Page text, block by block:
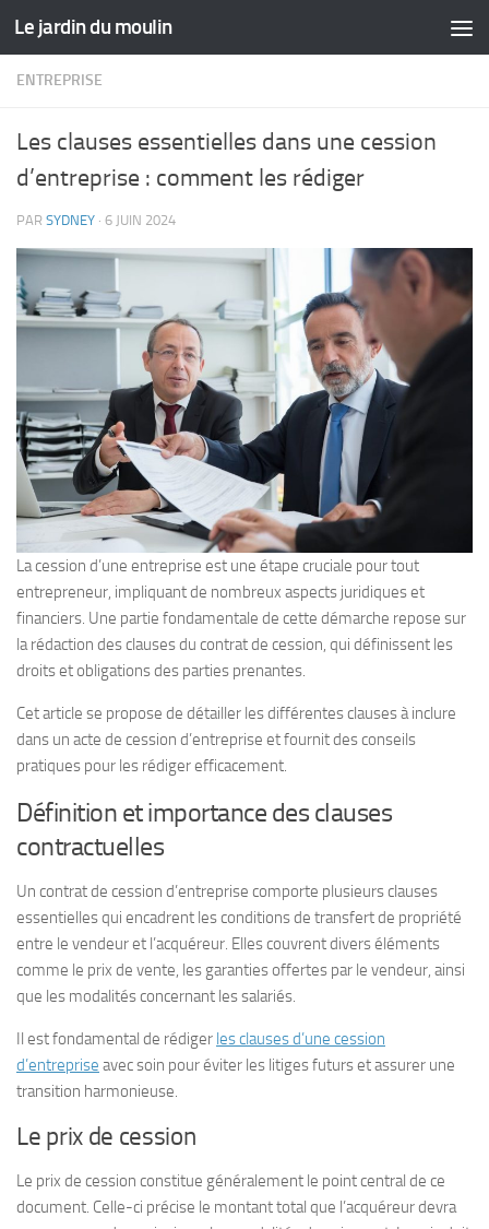
Skip to content
Le jardin du moulin
ENTREPRISE
Les clauses essentielles dans une cession
d’entreprise : comment les rédiger
PAR SYDNEY · 6 JUIN 2024
La cession d’une entreprise est une étape cruciale pour tout
entrepreneur, impliquant de nombreux aspects juridiques et
financiers. Une partie fondamentale de cette démarche repose sur
la rédaction des clauses du contrat de cession, qui définissent les
droits et obligations des parties prenantes.
Cet article se propose de détailler les différentes clauses à inclure
dans un acte de cession d’entreprise et fournit des conseils
pratiques pour les rédiger efficacement.
Définition et importance des clauses
contractuelles
Un contrat de cession d’entreprise comporte plusieurs clauses
essentielles qui encadrent les conditions de transfert de propriété
entre le vendeur et l’acquéreur. Elles couvrent divers éléments
comme le prix de vente, les garanties offertes par le vendeur, ainsi
que les modalités concernant les salariés.
Il est fondamental de rédiger les clauses d’une cession
d’entreprise avec soin pour éviter les litiges futurs et assurer une
transition harmonieuse.
Le prix de cession
Le prix de cession constitue généralement le point central de ce
document. Celle-ci précise le montant total que l’acquéreur devra